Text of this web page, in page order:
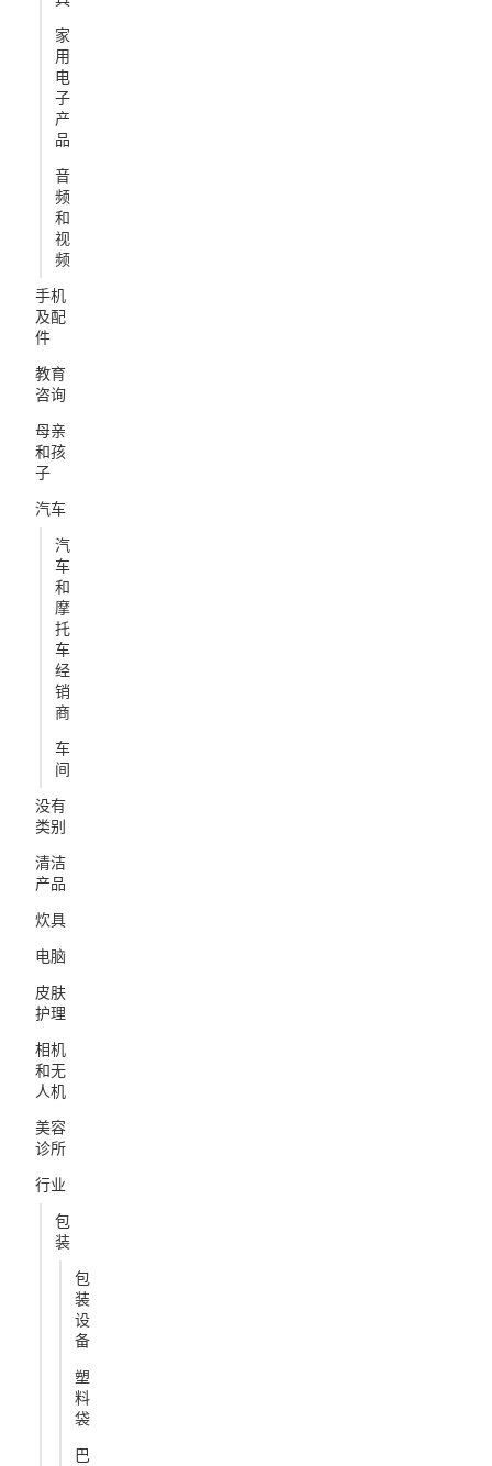
家
用
电
子
产
品
音
频
和
视
频
手机
及配
件
教育
咨询
母亲
和孩
子
汽车
汽
车
和
摩
托
车
经
销
商
车
间
没有
类别
清洁
产品
炊具
电脑
皮肤
护理
相机
和无
人机
美容
诊所
行业
包
装
包
装
设
备
塑
料
袋
巴